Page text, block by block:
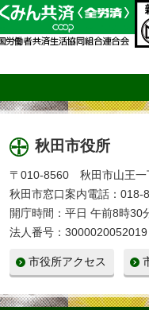
秋田市役所
〒010-8560 秋田市山王一
秋田市窓口案内電話：
開庁時間：平日 午前8時30
法人番号：3000020052019
市役所アクセス